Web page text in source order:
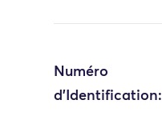
Numéro
d'Identification: